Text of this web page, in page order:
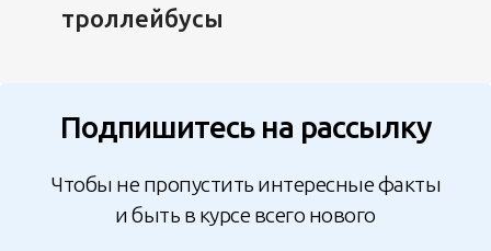
троллейбусы
Подпишитесь на рассылку
Чтобы не пропустить интересные факты
и быть в курсе всего нового